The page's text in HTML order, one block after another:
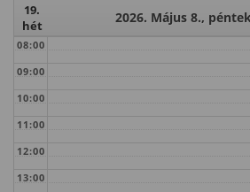
19.
hét
2026. Május 8.,
08:00
09:00
10:00
11:00
12:00
13:00